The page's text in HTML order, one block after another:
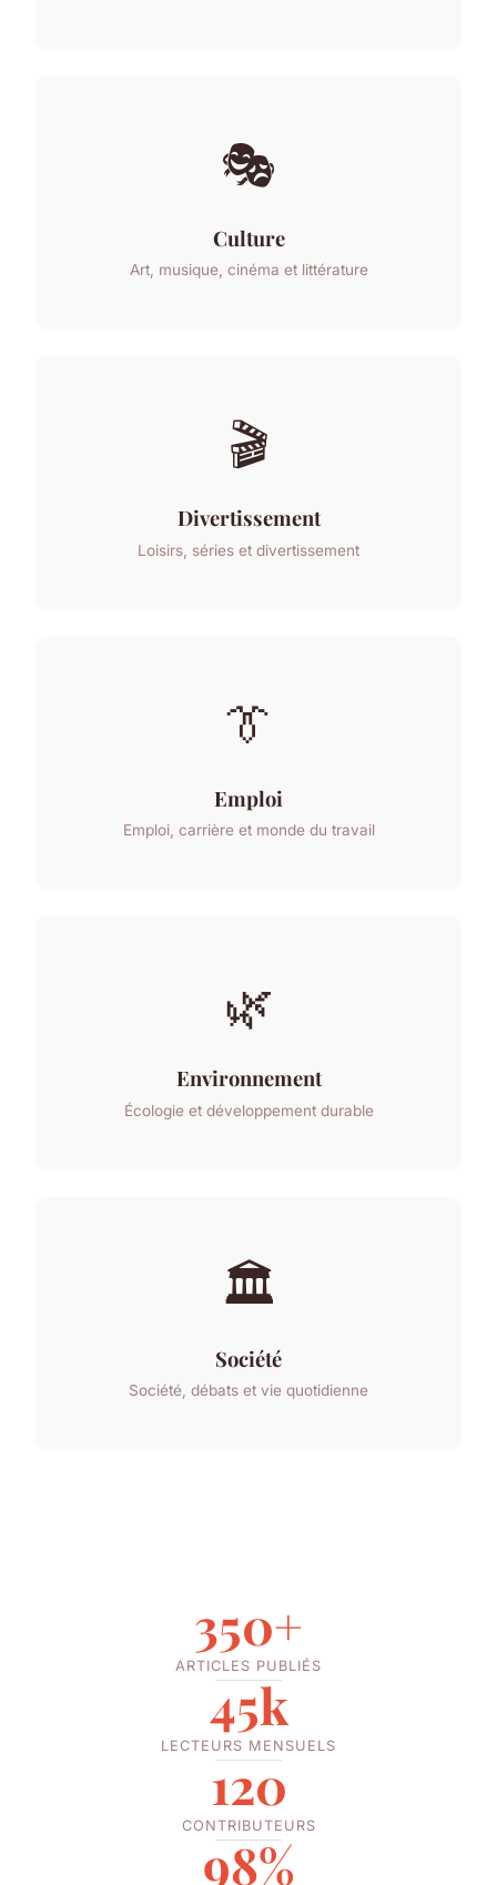
🎭
Culture
Art, musique, cinéma et littérature
🎬
Divertissement
Loisirs, séries et divertissement
👔
Emploi
Emploi, carrière et monde du travail
🌿
Environnement
Écologie et développement durable
🏛️
Société
Société, débats et vie quotidienne
350+
ARTICLES PUBLIÉS
45k
LECTEURS MENSUELS
120
CONTRIBUTEURS
98%